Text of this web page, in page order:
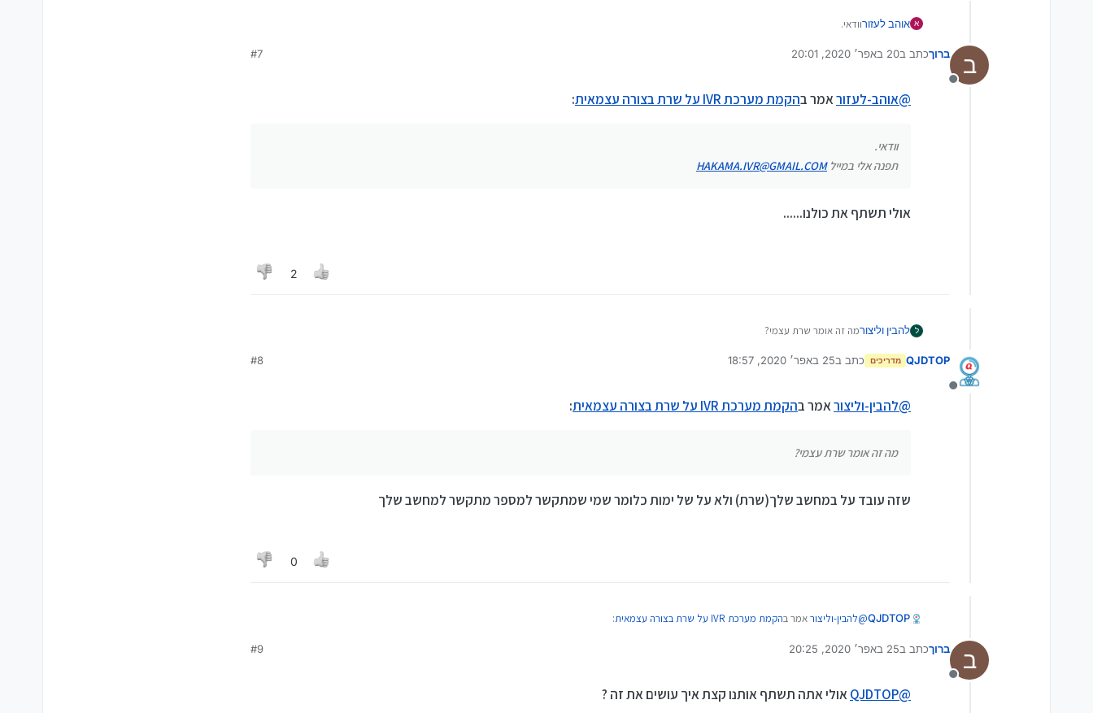
א אוהב לעזורוודאי.
ב
מנותק
ברוךכתב ב20 באפר׳ 2020, 20:01
נערך לאחרונה על ידי
#7
@אוהב-לעזוראמר בהקמת מערכת IVR על שרת בצורה עצמאית :
וודאי.
תפנה אלי במיילHAKAMA.IVR@GMAIL.COM
אולי תשתף את כולנו......
2
ל להבין וליצורמה זה אומר שרת עצמי?
מנותק
QJDTOP מדריכים כתב ב25 באפר׳ 2020, 18:57
נערך לאחרונה על ידי
#8
@להבין-וליצוראמר בהקמת מערכת IVR על שרת בצורה עצמאית :
מה זה אומר שרת עצמי?
שזה עובד על במחשב שלך(שרת) ולא על של ימות כלומר שמי שמתקשר למספר מתקשר למחשב שלך
0
QJDTOP
@להבין-וליצוראמר בהקמת מערכת IVR על שרת בצורה עצמאית :
שזה עובד על במחשב שלך(שרת) ולא על של ימות כלומר שמי שמתקשר למספר מתקשר למחשב שלך
ב
מנותק
ברוךכתב ב25 באפר׳ 2020, 20:25
נערך לאחרונה על ידי
#9
@
QJDTOPאולי אתה תשתף אותנו קצת איך עושים את זה ?